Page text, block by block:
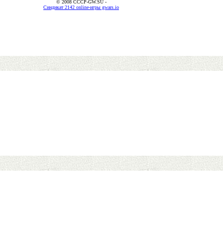
© 2008 CCCP-GW.SU -
Синдикат 2142 online-игры gwars.io